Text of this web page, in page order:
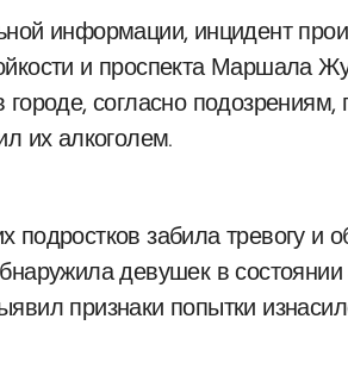
информации, инцидент
и проспекта Маршала
согласно подозрениям,
их алкоголем.
подростков забила тревогу и
девушек в состоянии
признаки попытки